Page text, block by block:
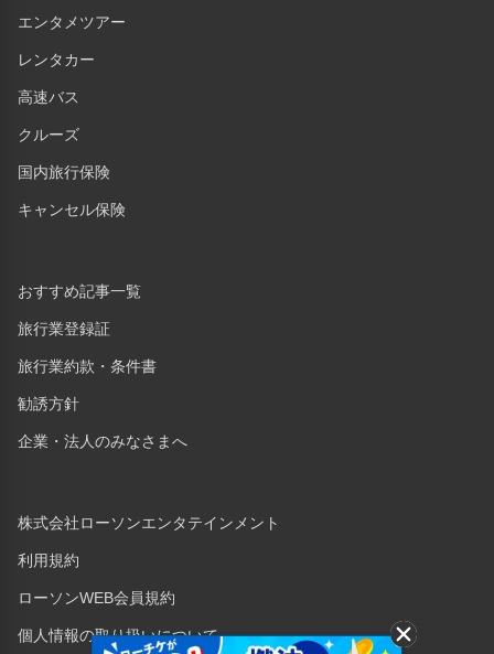
エンタメツアー
レンタカー
高速バス
クルーズ
国内旅行保険
キャンセル保険
おすすめ記事一覧
旅行業登録証
旅行業約款・条件書
勧誘方針
企業・法人のみなさまへ
株式会社ローソンエンタテインメント
利用規約
ローソンWEB会員規約
個人情報の取り扱いについて